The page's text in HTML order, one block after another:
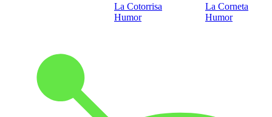
La Cotorrisa
Humor
La Corneta
Humor